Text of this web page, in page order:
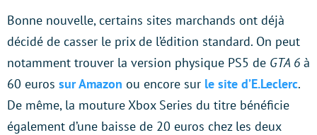
Bonne nouvelle, certains sites marchands ont déjà
décidé de casser le prix de l’édition standard. On peut
notamment trouver la version physique PS5 de GTA 6 à
60 euros sur Amazon ou encore sur le site d’E.Leclerc.
De même, la mouture Xbox Series du titre bénéficie
également d’une baisse de 20 euros chez les deux